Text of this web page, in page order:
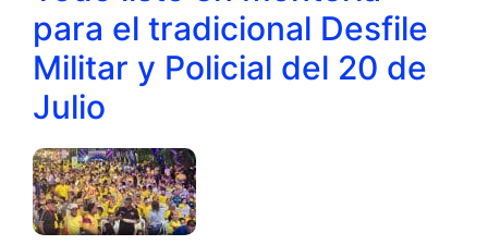
para el tradicional Desfile
Militar y Policial del 20 de
Julio